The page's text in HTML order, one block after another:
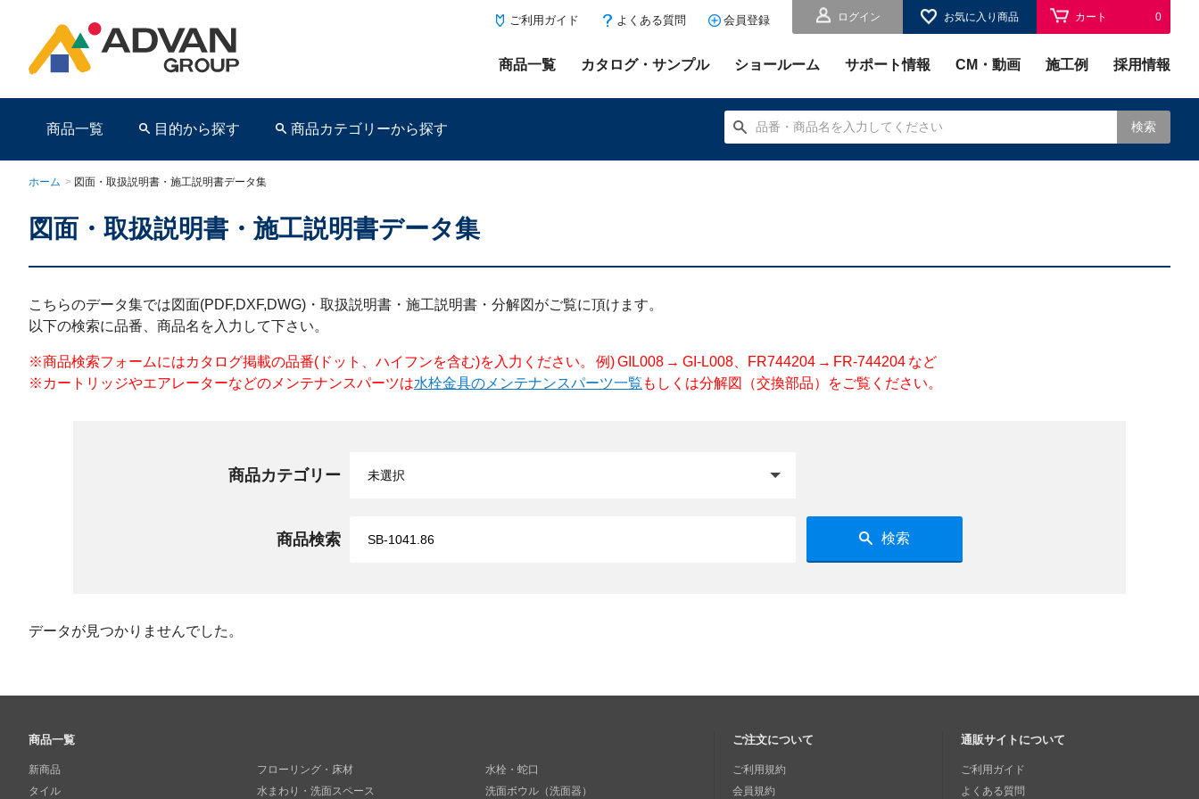
ログイン お気に入り商品 カート 0
ご利用ガイド よくある質問 会員登録
商品一覧 カタログ・サンプル ショールーム サポート情報 CM・動画 施工例 採用情報
商品一覧 目的から探す 商品カテゴリーから探す 検索
ホーム > 図面・取扱説明書・施工説明書データ集
図面・取扱説明書・施工説明書データ集
こちらのデータ集では図面(PDF,DXF,DWG)・取扱説明書・施工説明書・分解図がご覧に頂けます。
以下の検索に品番、商品名を入力して下さい。
※商品検索フォームにはカタログ掲載の品番(ドット、ハイフンを含む)を入力ください。 例) GIL008 → GI-L008、FR744204 → FR-744204 など
※カートリッジやエアレーターなどのメンテナンスパーツは水栓金具のメンテナンスパーツ一覧 もしくは分解図（交換部品）をご覧ください。
商品カテゴリー
商品検索 検索
データが見つかりませんでした。
商品一覧
新商品
タイル
フローリング・床材
水まわり・洗面スペース
水栓・蛇口
洗面ボウル（洗面器）
ご注文について
ご利用規約
会員規約
通販サイトについて
ご利用ガイド
よくある質問